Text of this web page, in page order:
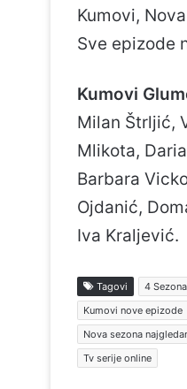
Kumovi,
Sve epizode
Kumovi
Milan Štrljić,
Mlikota,
Barbara
Ojdanić,
Iva Kraljević.
Tagovi 4
Kumovi nove epizode
Nova sezona
Tv serije online